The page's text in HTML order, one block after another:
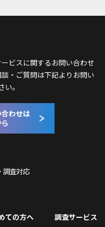
ビスに関するお問い合わせ
・ご質問は下記よりお問い
。
わせは
調査対応
ての方へ
調査サービス